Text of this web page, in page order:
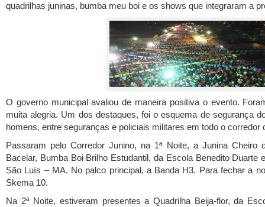
quadrilhas juninas, bumba meu boi e os shows que integraram a
O governo municipal avaliou de maneira positiva o evento.
muita alegria. Um dos destaques, foi o esquema de segurança
homens, entre seguranças e policiais militares em todo o corredor
Passaram pelo Corredor Junino, na 1ª Noite, a Junina Cheiro
Bacelar, Bumba Boi Brilho Estudantil, da Escola Benedito Duarte
São Luís – MA. No palco principal, a Banda H3. Para fechar a
Skema 10.
Na 2ª Noite, estiveram presentes a Quadrilha Beija-flor, da